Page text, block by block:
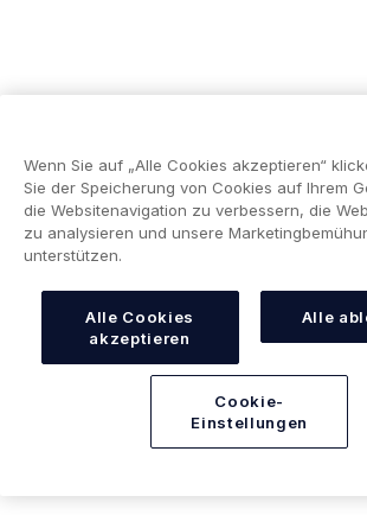
facing platforms to enhance revenue,
Lesen Sie mehr
Wenn Sie auf „Alle Cookies akzeptieren“
Sie der Speicherung von Cookies auf Ihrem
die Websitenavigation zu verbessern, die
zu analysieren und unsere
unterstützen.
Alle Cookies
akzeptieren
Alle
Cookie-
Einstellungen